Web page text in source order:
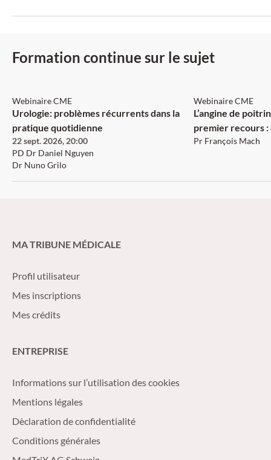
können sich ganz
Formation continue sur le sujet
Webinaire CME
Urologie: problèmes récurrents dans la
pratique quotidienne
22 sept. 2026, 20:00
PD Dr Daniel Nguyen
Dr Nuno Grilo
Webinaire CME
L’angine de
premier recours
précision, traiter
Pr François Mach
MA TRIBUNE MÉDICALE
Profil utilisateur
Mes inscriptions
Mes crédits
ENTREPRISE
Informations sur l’utilisation des cookies
Mentions légales
Dèclaration de confidentialité
Conditions générales